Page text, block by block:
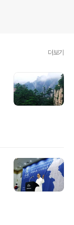
더보기